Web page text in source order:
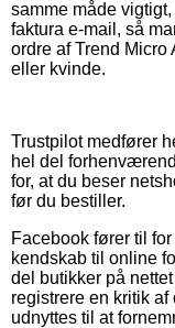
samme måde
faktura e-mail, så
ordre af Trend Micro
eller kvinde.
Trustpilot medfører
hel del
for, at du beser
før du bestiller.
Facebook fører til
kendskab til online
del butikker på
registrere en kritik
udnyttes til at